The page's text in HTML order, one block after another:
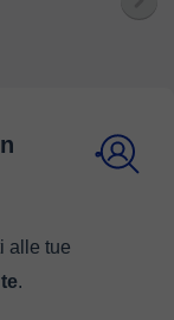
alle tue
.